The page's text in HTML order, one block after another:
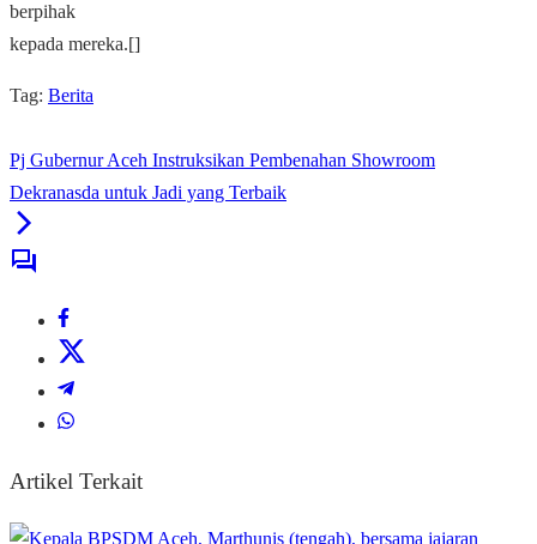
berpihak
kepada mereka.[]
Tag: Berita
Pj Gubernur Aceh Instruksikan Pembenahan Showroom
Dekranasda untuk Jadi yang Terbaik
Artikel Terkait